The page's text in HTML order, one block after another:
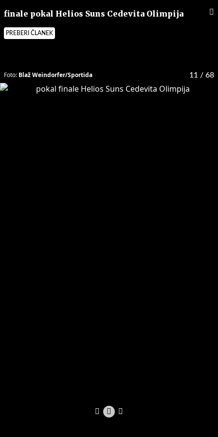
finale pokal Helios Suns Cedevita Olimpija
PREBERI ČLANEK
11 / 68
Foto: Blaž Weindorfer/Sportida